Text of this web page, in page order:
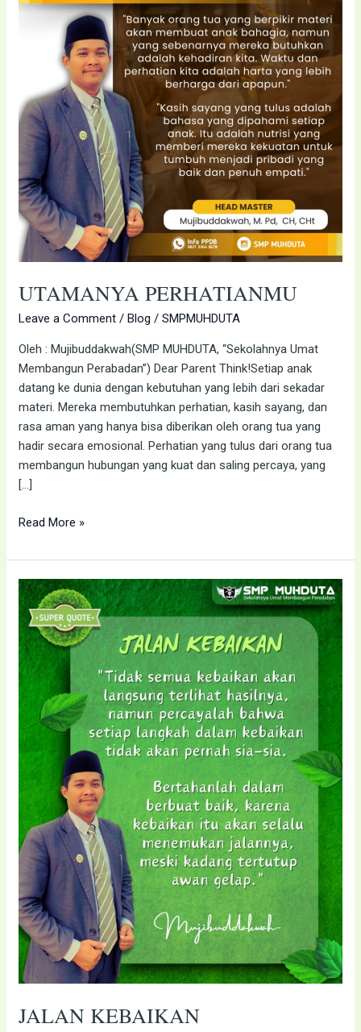
UTAMANYA PERHATIANMU
Leave a Comment /Blog /SMPMUHDUTA
Oleh : Mujibuddakwah(SMP MUHDUTA, “Sekolahnya Umat
Membangun Perabadan”) Dear Parent Think!Setiap anak
datang ke dunia dengan kebutuhan yang lebih dari sekadar
materi. Mereka membutuhkan perhatian, kasih sayang, dan
rasa aman yang hanya bisa diberikan oleh orang tua yang
hadir secara emosional. Perhatian yang tulus dari orang tua
membangun hubungan yang kuat dan saling percaya, yang
[…]
Read More »
JALAN KEBAIKAN
JALAN
KEBAIKAN